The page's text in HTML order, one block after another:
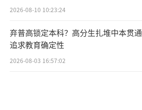
2026-08-10 10:23:24
弃普高锁定本科？高分生扎堆中本贯通
追求教育确定性
2026-08-03 16:57:02